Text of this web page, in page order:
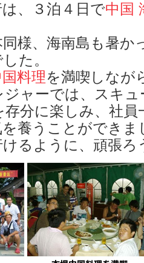
、３泊４日で中国
様、海南島も暑か
た。
料理を満喫しなが
ャーでは、スキ
存分に楽しみ、社員
養うことができま
るように、頑張ろ